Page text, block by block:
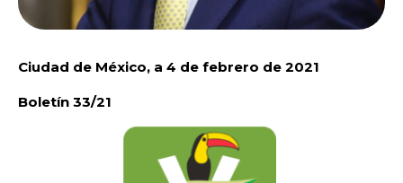
Ciudad de México, a 4 de febrero de 2021
Boletín 33/21